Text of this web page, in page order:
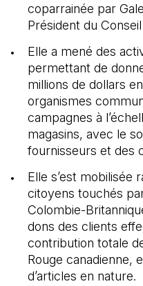
coparrainée par
Président du
Elle a mené des
permettant de
millions de dollars
organismes
campagnes à
magasins, avec le
fournisseurs et des
Elle s’est mobilisée
citoyens touchés
Colombie-
dons des clients
contribution totale
Rouge canadienne,
d’articles en nature.